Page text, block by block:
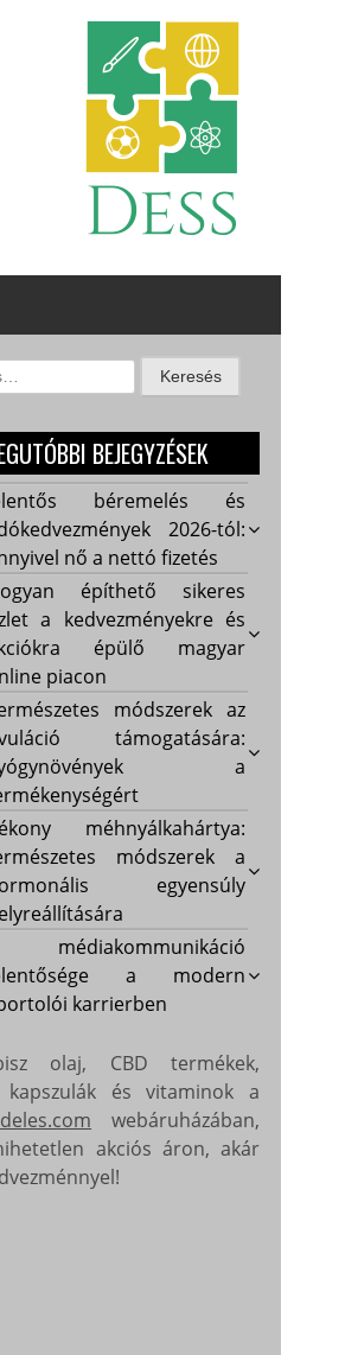
BEJEGYZÉSEK
béremelés és
2026-tól:
nő a nettó fizetés
építhető sikeres
a kedvezményekre és
épülő magyar
piacon
módszerek az
támogatására:
a
méhnyálkahártya:
módszerek a
egyensúly
médiakommunikáció
a modern
karrierben
olaj, CBD termékek,
kapszulák és vitaminok a
webáruházában,
akciós áron, akár